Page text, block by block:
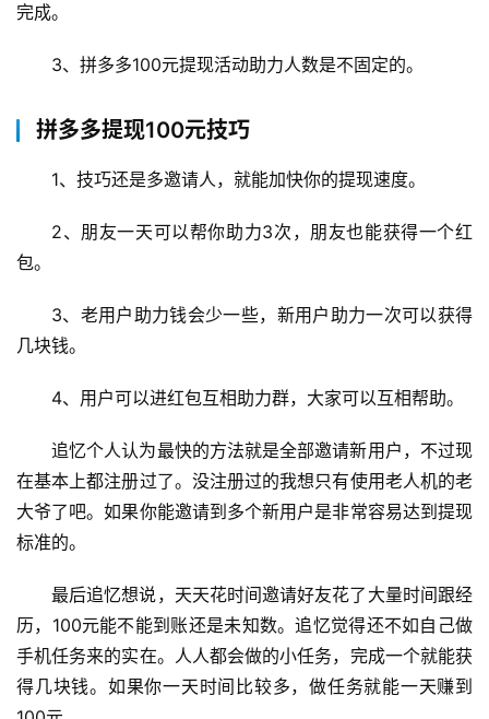
完成。
3、拼多多100元提现活动助力人数是不固定的。
拼多多提现100元技巧
1、技巧还是多邀请人，就能加快你的提现速度。
2、朋友一天可以帮你助力3次，朋友也能获得一个红
包。
3、老用户助力钱会少一些，新用户助力一次可以获得
几块钱。
4、用户可以进红包互相助力群，大家可以互相帮助。
追忆个人认为最快的方法就是全部邀请新用户，不过现
在基本上都注册过了。没注册过的我想只有使用老人机的老
大爷了吧。如果你能邀请到多个新用户是非常容易达到提现
标准的。
最后追忆想说，天天花时间邀请好友花了大量时间跟经
历，100元能不能到账还是未知数。追忆觉得还不如自己做
手机任务来的实在。人人都会做的小任务，完成一个就能获
得几块钱。如果你一天时间比较多，做任务就能一天赚到